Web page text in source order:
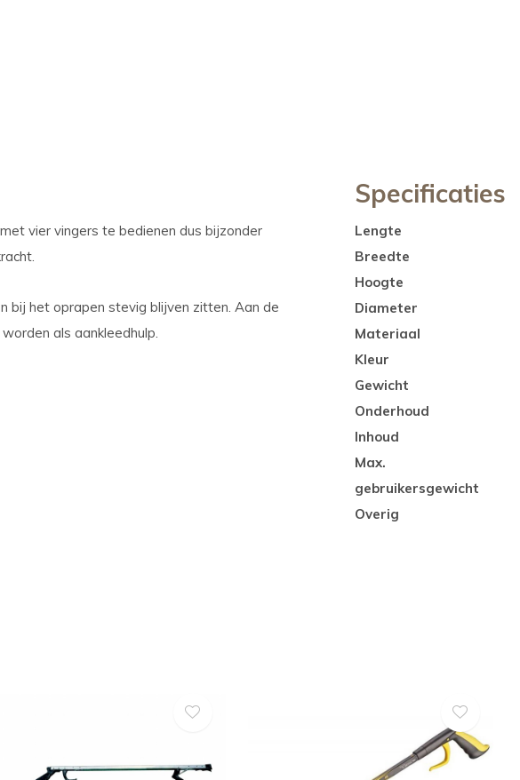
vier vingers te bedienen dus bijzonder
bij het oprapen stevig blijven zitten. Aan de
als aankleedhulp.
Specificaties
Lengte
Breedte
Hoogte
Diameter
Materiaal
Kleur
Gewicht
Onderhoud
Inhoud
Max.
gebruikersgewicht
Overig